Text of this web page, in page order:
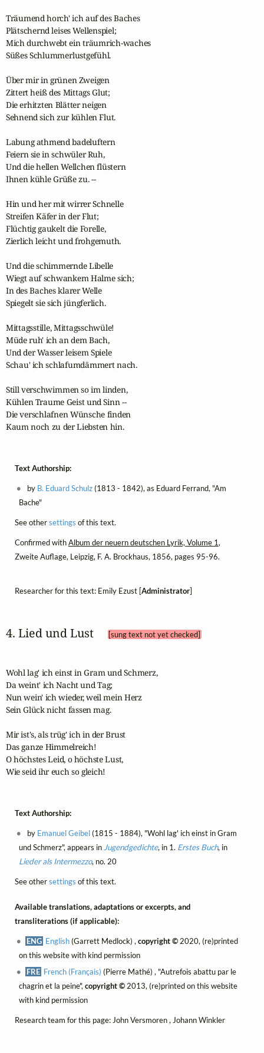
Träumend horch' ich auf des Baches
Plätschernd leises Wellenspiel;
Mich durchwebt ein träumrich-waches
Süßes Schlummerlustgefühl.
Über mir in grünen Zweigen
Zittert heiß des Mittags Glut;
Die erhitzten Blätter neigen
Sehnend sich zur kühlen Flut.
Labung athmend badeluftern
Feiern sie in schwüler Ruh,
Und die hellen Wellchen flüstern
Ihnen kühle Grüße zu. --
Hin und her mit wirrer Schnelle
Streifen Käfer in der Flut;
Flüchtig gaukelt die Forelle,
Zierlich leicht und frohgemuth.
Und die schimmernde Libelle
Wiegt auf schwankem Halme sich;
In des Baches klarer Welle
Spiegelt sie sich jüngferlich.
Mittagsstille, Mittagsschwüle!
Müde ruh' ich an dem Bach,
Und der Wasser leisem Spiele
Schau' ich schlafumdämmert nach.
Still verschwimmen so im linden,
Kühlen Traume Geist und Sinn --
Die verschlafnen Wünsche finden
Kaum noch zu der Liebsten hin.
Text Authorship:
by B. Eduard Schulz(1813 - 1842), as Eduard Ferrand, "Am
Bache"
See othersettings of this text.
Confirmed withAlbum der neuern deutschen Lyrik, Volume 1,
Zweite Auflage, Leipzig, F. A. Brockhaus, 1856, pages 95-96.
Researcher for this text: Emily Ezust [Administrator]
4. Lied und Lust [sung text not yet checked]
Wohl lag' ich einst in Gram und Schmerz,
Da weint' ich Nacht und Tag;
Nun wein' ich wieder, weil mein Herz
Sein Glück nicht fassen mag.
Mir ist's, als trüg' ich in der Brust
Das ganze Himmelreich!
O höchstes Leid, o höchste Lust,
Wie seid ihr euch so gleich!
Text Authorship:
by Emanuel Geibel(1815 - 1884), "Wohl lag' ich einst in Gram
und Schmerz", appears in Jugendgedichte, in 1. Erstes Buch, in
Lieder als Intermezzo, no. 20
See othersettings of this text.
Available translations, adaptations or excerpts, and
transliterations (if applicable):
ENG English(Garrett Medlock) ,copyright © 2020, (re)printed
on this website with kind permission
FRE French (Français) (Pierre Mathé) , "Autrefois abattu par le
chagrin et la peine", copyright ©2013, (re)printed on this website
with kind permission
Research team for this page: John Versmoren , Johann Winkler